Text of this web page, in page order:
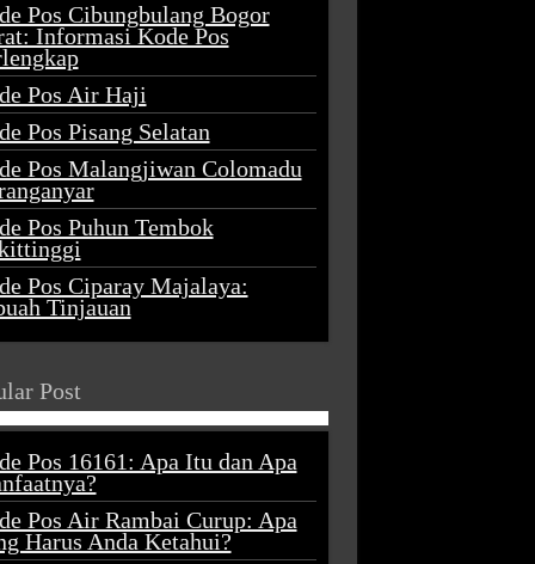
Pos Cibungbulang Bogor
Informasi Kode Pos
Pos Air Haji
Pos Pisang Selatan
Pos Malangjiwan Colomadu
Pos Puhun Tembok
Pos Ciparay Majalaya:
Tinjauan
Post
Pos 16161: Apa Itu dan Apa
Pos Air Rambai Curup: Apa
Harus Anda Ketahui?